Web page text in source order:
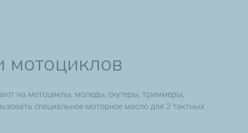
мотоциклов
на мотоциклы, мопеды, скутеры, триммеры,
специальное моторное масло для 2 тактных